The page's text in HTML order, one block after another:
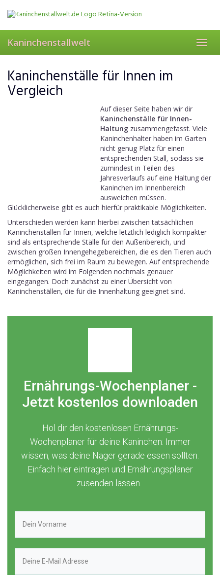
Kaninchenstallwelt
Kaninchenställe für Innen im
Vergleich
Auf dieser Seite haben wir dir
Kaninchenställe für Innen-
Haltung zusammengefasst. Viele
Kaninchenhalter haben im Garten
nicht genug Platz für einen
entsprechenden Stall, sodass sie
zumindest in Teilen des
Jahresverlaufs auf eine Haltung der
Kaninchen im Innenbereich
ausweichen müssen.
Glücklicherweise gibt es auch hierfür praktikable Möglichkeiten.
Unterschieden werden kann hierbei zwischen tatsächlichen
Kaninchenställen für Innen, welche letztlich lediglich kompakter
sind als entsprechende Ställe für den Außenbereich, und
zwischen großen Innengehegebereichen, die es den Tieren auch
ermöglichen, sich frei im Raum zu bewegen. Auf entsprechende
Möglichkeiten wird im Folgenden nochmals genauer
eingegangen. Doch zunächst zu einer Übersicht von
Kaninchenställen, die für die Innenhaltung geeignet sind.
Ernährungs-Wochenplaner -
Jetzt kostenlos downloaden
Hol dir den kostenlosen Ernährungs-
Wochenplaner für deine Kaninchen: Immer
wissen, was deine Nager gerade essen sollten.
Einfach hier eintragen und Ernährungsplaner
zusenden lassen.